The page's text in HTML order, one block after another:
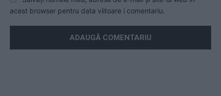
acest browser pentru data viitoare i comentariu.